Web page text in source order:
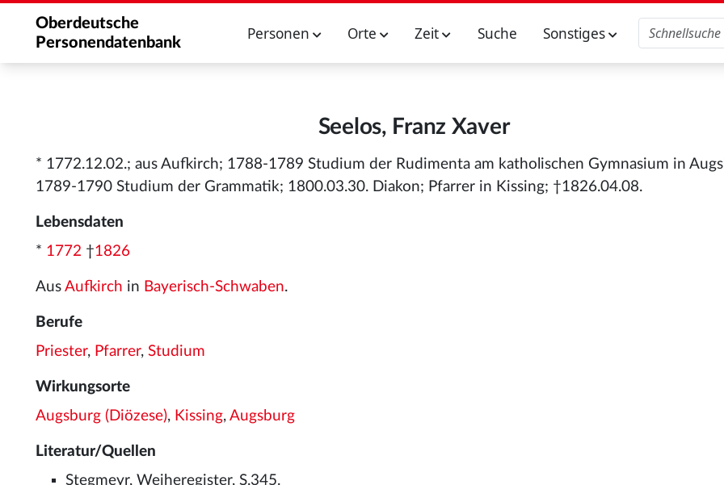
Oberdeutsche
Personendatenbank
Personen Orte Zeit Suche Sonstiges
Seelos, Franz Xaver
* 1772.12.02.; aus Aufkirch; 1788-1789 Studium der Rudimenta am katholischen Gymnasium in
1789-1790 Studium der Grammatik; 1800.03.30. Diakon; Pfarrer in Kissing; †1826.04.08.
Lebensdaten
* 1772 †1826
Aus Aufkirch in Bayerisch-Schwaben.
Berufe
Priester, Pfarrer, Studium
Wirkungsorte
Augsburg (Diözese), Kissing, Augsburg
Literatur/Quellen
Stegmeyr, Weiheregister, S.345.